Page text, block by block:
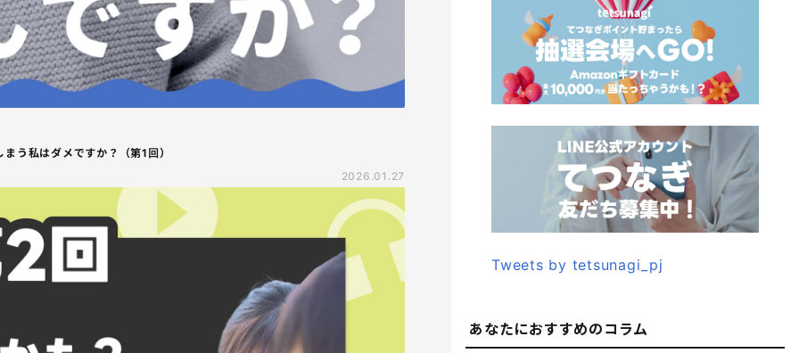
う私はダメですか？（第1回）
2026.01.27
Tweets by tetsunagi_pj
あなたにおすすめのコラム